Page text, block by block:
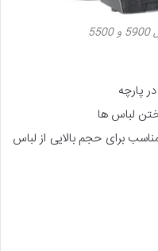
پارچه
لباس ها
لیتر و مناسب برای حجم بالایی از لباس